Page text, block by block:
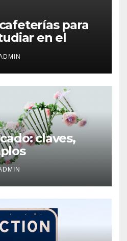
para
en el
claves,